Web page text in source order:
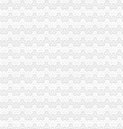
永川区出台实施品牌战略措施
沙坪坝局分公司营业执照注销四
垫江局重庆分公司注销采取一次
丰都局代办注销分公司加大培训
市局被“两厅”重庆注销税务分别
高新园局代理注销分公司内外结
巴南局“三个加”代办注销分公司
市重庆注销分公司局高印平副巡
酉局重庆分公司注销从五个方面
江北局三项措施达全市重庆注销